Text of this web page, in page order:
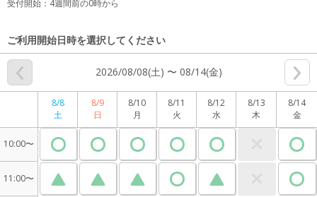
受付開始： 4週間前の0時から
ご利用開始日時を選択してください
2026/08/08(土) 〜 08/14(金)
8/8
土
8/9
日
8/10
月
8/11
火
8/12
水
8/13
木
8/14
金
10:00〜
11:00〜